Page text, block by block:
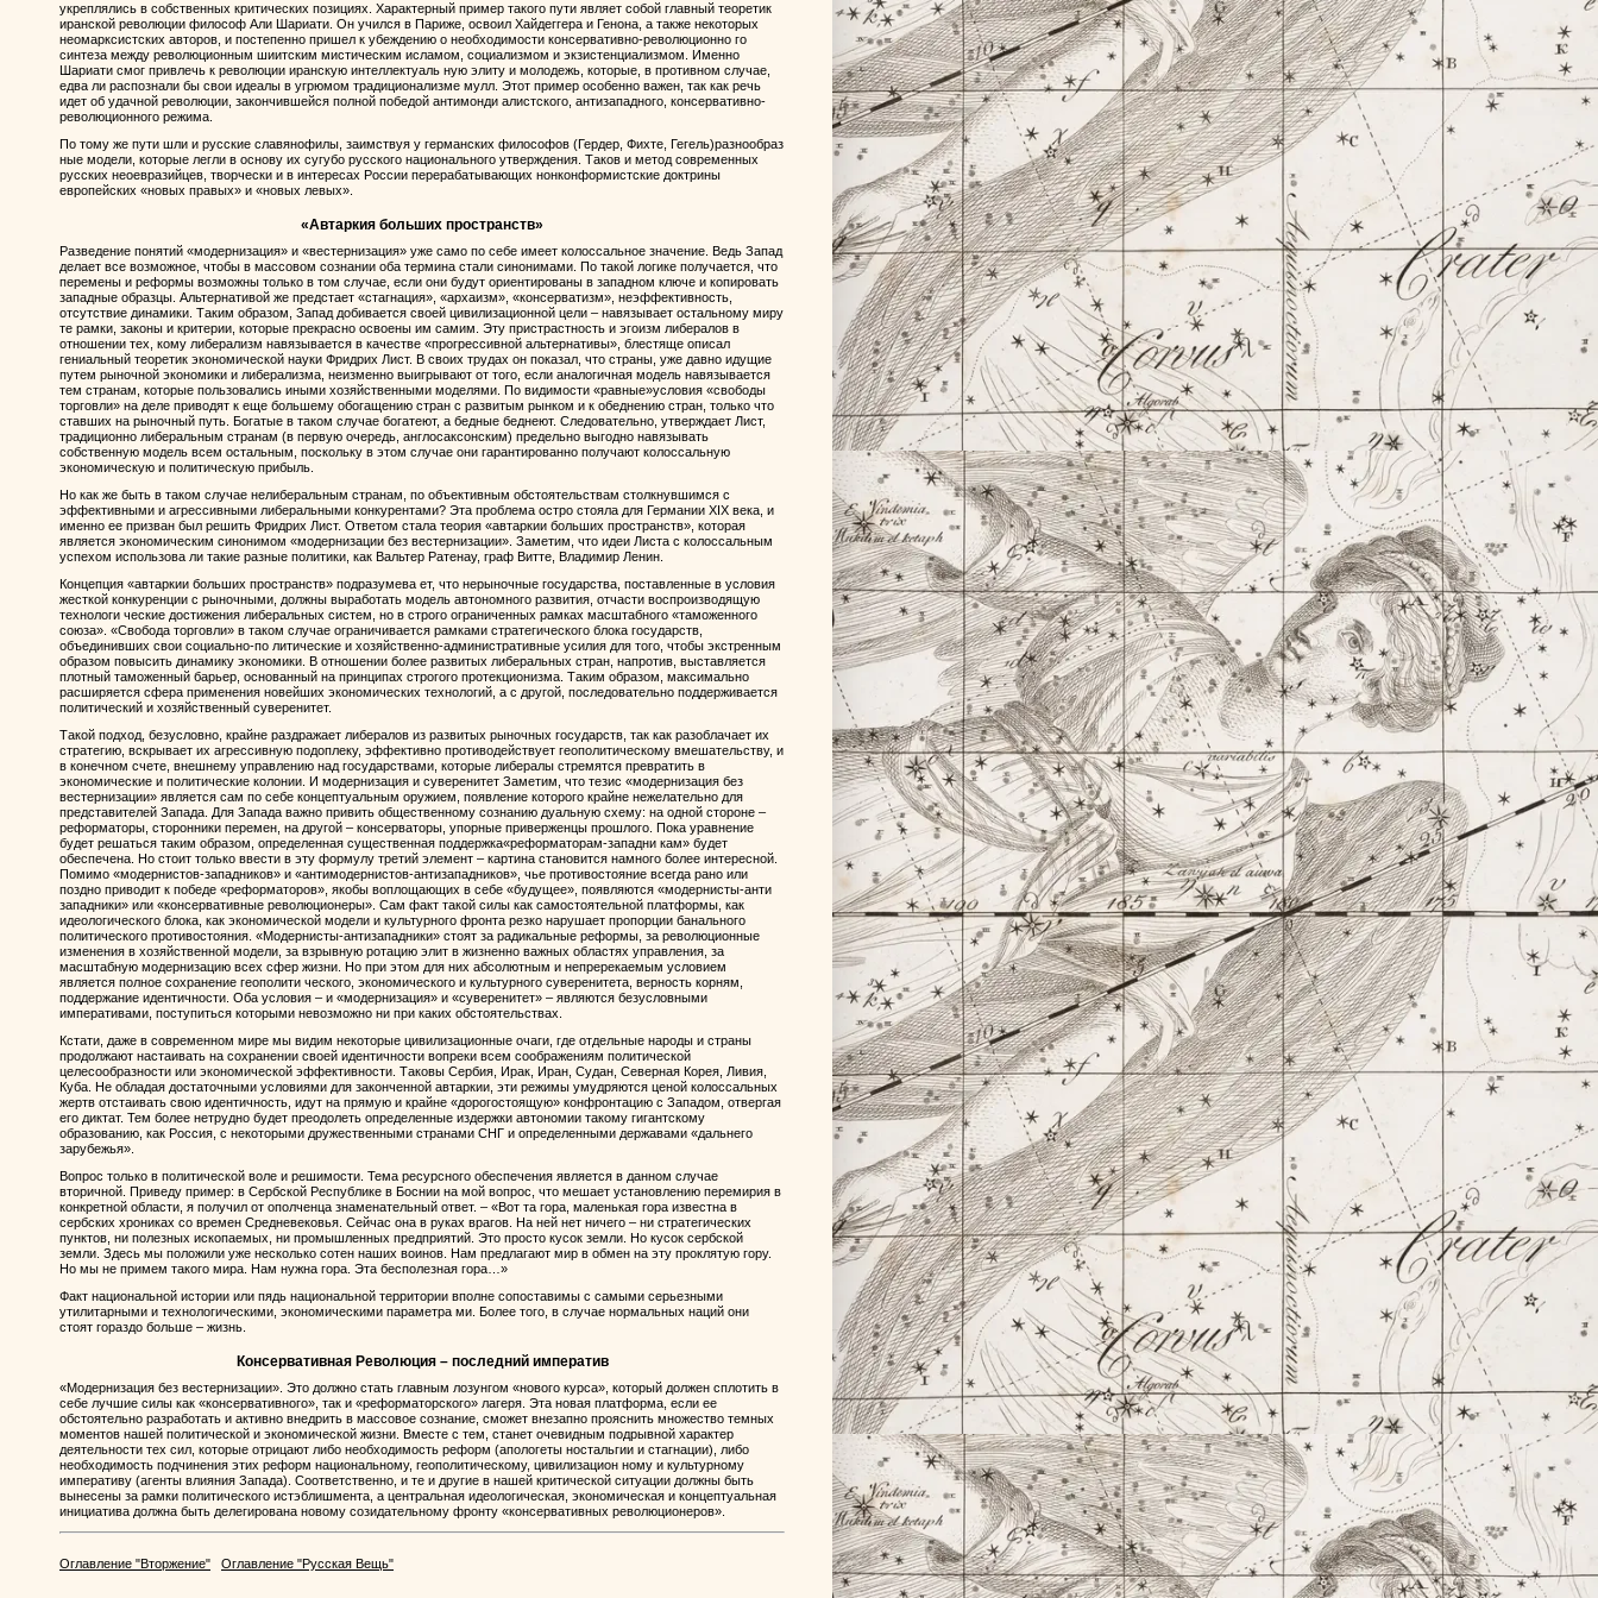
укреплялись в собственных критических позициях. Характерный пример такого пути являет собой главный теоретик
иранской революции философ Али Шариати. Он учился в Париже, освоил Хайдеггера и Генона, а также некоторых
неомарксистских авторов, и постепенно пришел к убеждению о необходимости консервативно-революционно го
синтеза между революционным шиитским мистическим исламом, социализмом и экзистенциализмом. Именно
Шариати смог привлечь к революции иранскую интеллектуаль ную элиту и молодежь, которые, в противном случае,
едва ли распознали бы свои идеалы в угрюмом традиционализме мулл. Этот пример особенно важен, так как речь
идет об удачной революции, закончившейся полной победой антимонди алистского, антизападного, консервативно-
революционного режима.
По тому же пути шли и русские славянофилы, заимствуя у германских философов (Гердер, Фихте, Гегель)разнообраз
ные модели, которые легли в основу их сугубо русского национального утверждения. Таков и метод современных
русских неоевразийцев, творчески и в интересах России перерабатывающих нонконформистские доктрины
европейских «новых правых» и «новых левых».
«Автаркия больших пространств»
Разведение понятий «модернизация» и «вестернизация» уже само по себе имеет колоссальное значение. Ведь Запад
делает все возможное, чтобы в массовом сознании оба термина стали синонимами. По такой логике получается, что
перемены и реформы возможны только в том случае, если они будут ориентированы в западном ключе и копировать
западные образцы. Альтернативой же предстает «стагнация», «архаизм», «консерватизм», неэффективность,
отсутствие динамики. Таким образом, Запад добивается своей цивилизационной цели – навязывает остальному миру
те рамки, законы и критерии, которые прекрасно освоены им самим. Эту пристрастность и эгоизм либералов в
отношении тех, кому либерализм навязывается в качестве «прогрессивной альтернативы», блестяще описал
гениальный теоретик экономической науки Фридрих Лист. В своих трудах он показал, что страны, уже давно идущие
путем рыночной экономики и либерализма, неизменно выигрывают от того, если аналогичная модель навязывается
тем странам, которые пользовались иными хозяйственными моделями. По видимости «равные»условия «свободы
торговли» на деле приводят к еще большему обогащению стран с развитым рынком и к обеднению стран, только что
ставших на рыночный путь. Богатые в таком случае богатеют, а бедные беднеют. Следовательно, утверждает Лист,
традиционно либеральным странам (в первую очередь, англосаксонским) предельно выгодно навязывать
собственную модель всем остальным, поскольку в этом случае они гарантированно получают колоссальную
экономическую и политическую прибыль.
Но как же быть в таком случае нелиберальным странам, по объективным обстоятельствам столкнувшимся с
эффективными и агрессивными либеральными конкурентами? Эта проблема остро стояла для Германии XIX века, и
именно ее призван был решить Фридрих Лист. Ответом стала теория «автаркии больших пространств», которая
является экономическим синонимом «модернизации без вестернизации». Заметим, что идеи Листа с колоссальным
успехом использова ли такие разные политики, как Вальтер Ратенау, граф Витте, Владимир Ленин.
Концепция «автаркии больших пространств» подразумева ет, что нерыночные государства, поставленные в условия
жесткой конкуренции с рыночными, должны выработать модель автономного развития, отчасти воспроизводящую
технологи ческие достижения либеральных систем, но в строго ограниченных рамках масштабного «таможенного
союза». «Свобода торговли» в таком случае ограничивается рамками стратегического блока государств,
объединивших свои социально-по литические и хозяйственно-административные усилия для того, чтобы экстренным
образом повысить динамику экономики. В отношении более развитых либеральных стран, напротив, выставляется
плотный таможенный барьер, основанный на принципах строгого протекционизма. Таким образом, максимально
расширяется сфера применения новейших экономических технологий, а с другой, последовательно поддерживается
политический и хозяйственный суверенитет.
Такой подход, безусловно, крайне раздражает либералов из развитых рыночных государств, так как разоблачает их
стратегию, вскрывает их агрессивную подоплеку, эффективно противодействует геополитическому вмешательству, и
в конечном счете, внешнему управлению над государствами, которые либералы стремятся превратить в
экономические и политические колонии. И модернизация и суверенитет Заметим, что тезис «модернизация без
вестернизации» является сам по себе концептуальным оружием, появление которого крайне нежелательно для
представителей Запада. Для Запада важно привить общественному сознанию дуальную схему: на одной стороне –
реформаторы, сторонники перемен, на другой – консерваторы, упорные приверженцы прошлого. Пока уравнение
будет решаться таким образом, определенная существенная поддержка«реформаторам-западни кам» будет
обеспечена. Но стоит только ввести в эту формулу третий элемент – картина становится намного более интересной.
Помимо «модернистов-западников» и «антимодернистов-антизападников», чье противостояние всегда рано или
поздно приводит к победе «реформаторов», якобы воплощающих в себе «будущее», появляются «модернисты-анти
западники» или «консервативные революционеры». Сам факт такой силы как самостоятельной платформы, как
идеологического блока, как экономической модели и культурного фронта резко нарушает пропорции банального
политического противостояния. «Модернисты-антизападники» стоят за радикальные реформы, за революционные
изменения в хозяйственной модели, за взрывную ротацию элит в жизненно важных областях управления, за
масштабную модернизацию всех сфер жизни. Но при этом для них абсолютным и непререкаемым условием
является полное сохранение геополити ческого, экономического и культурного суверенитета, верность корням,
поддержание идентичности. Оба условия – и «модернизация» и «суверенитет» – являются безусловными
императивами, поступиться которыми невозможно ни при каких обстоятельствах.
Кстати, даже в современном мире мы видим некоторые цивилизационные очаги, где отдельные народы и страны
продолжают настаивать на сохранении своей идентичности вопреки всем соображениям политической
целесообразности или экономической эффективности. Таковы Сербия, Ирак, Иран, Судан, Северная Корея, Ливия,
Куба. Не обладая достаточными условиями для законченной автаркии, эти режимы умудряются ценой колоссальных
жертв отстаивать свою идентичность, идут на прямую и крайне «дорогостоящую» конфронтацию с Западом, отвергая
его диктат. Тем более нетрудно будет преодолеть определенные издержки автономии такому гигантскому
образованию, как Россия, с некоторыми дружественными странами СНГ и определенными державами «дальнего
зарубежья».
Вопрос только в политической воле и решимости. Тема ресурсного обеспечения является в данном случае
вторичной. Приведу пример: в Сербской Республике в Боснии на мой вопрос, что мешает установлению перемирия в
конкретной области, я получил от ополченца знаменательный ответ. – «Вот та гора, маленькая гора известна в
сербских хрониках со времен Средневековья. Сейчас она в руках врагов. На ней нет ничего – ни стратегических
пунктов, ни полезных ископаемых, ни промышленных предприятий. Это просто кусок земли. Но кусок сербской
земли. Здесь мы положили уже несколько сотен наших воинов. Нам предлагают мир в обмен на эту проклятую гору.
Но мы не примем такого мира. Нам нужна гора. Эта бесполезная гора…»
Факт национальной истории или пядь национальной территории вполне сопоставимы с самыми серьезными
утилитарными и технологическими, экономическими параметра ми. Более того, в случае нормальных наций они
стоят гораздо больше – жизнь.
Консервативная Революция – последний императив
«Модернизация без вестернизации». Это должно стать главным лозунгом «нового курса», который должен сплотить в
себе лучшие силы как «консервативного», так и «реформаторского» лагеря. Эта новая платформа, если ее
обстоятельно разработать и активно внедрить в массовое сознание, сможет внезапно прояснить множество темных
моментов нашей политической и экономической жизни. Вместе с тем, станет очевидным подрывной характер
деятельности тех сил, которые отрицают либо необходимость реформ (апологеты ностальгии и стагнации), либо
необходимость подчинения этих реформ национальному, геополитическому, цивилизацион ному и культурному
императиву (агенты влияния Запада). Соответственно, и те и другие в нашей критической ситуации должны быть
вынесены за рамки политического истэблишмента, а центральная идеологическая, экономическая и концептуальная
инициатива должна быть делегирована новому созидательному фронту «консервативных революционеров».
Оглавление "Вторжение" Оглавление "Русская Вещь"